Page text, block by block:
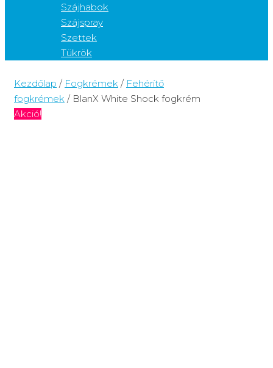
Szájhabok
Szájspray
Szettek
Tükrök
Kezdőlap / Fogkrémek / Fehérítő
fogkrémek / BlanX White Shock fogkrém
Akció!